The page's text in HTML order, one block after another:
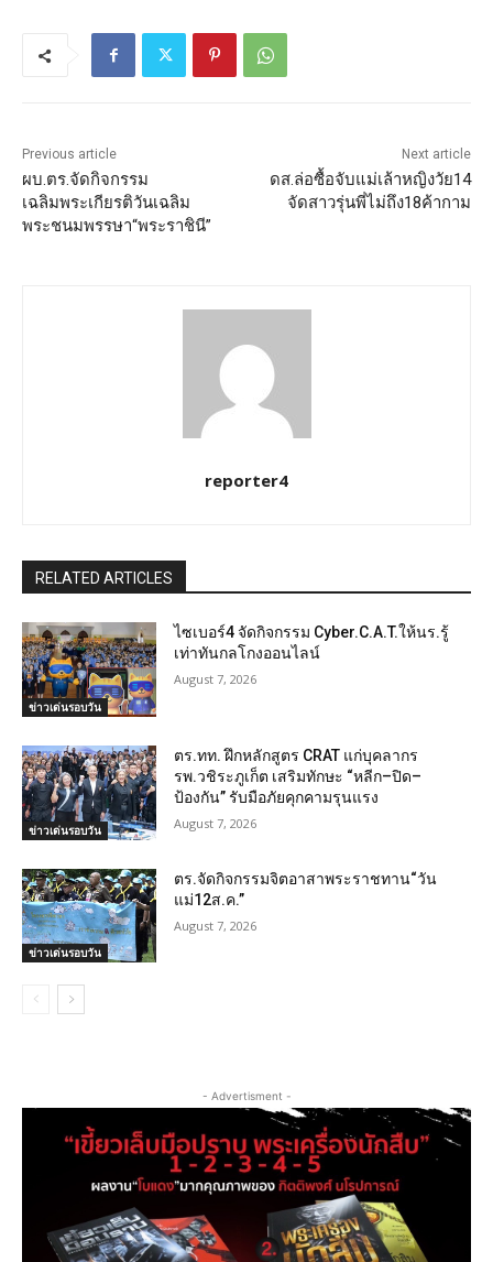
Previous article
ผบ.ตร.จัดกิจกรรม
เฉลิมพระเกียรติวันเฉลิม
พระชนมพรรษา“พระราชินี”
Next article
ดส.ล่อซื้อจับแม่เล้าหญิงวัย14
จัดสาวรุ่นพี่ไม่ถึง18ค้ากาม
reporter4
RELATED ARTICLES
ข่าวเด่นรอบวัน
ไซเบอร์4 จัดกิจกรรม Cyber.C.A.T.ให้นร.รู้
เท่าทันกลโกงออนไลน์
August 7, 2026
ข่าวเด่นรอบวัน
ตร.ทท. ฝึกหลักสูตร CRAT แก่บุคลากร
รพ.วชิระภูเก็ต เสริมทักษะ “หลีก–ปิด–
ป้องกัน” รับมือภัยคุกคามรุนแรง
August 7, 2026
ข่าวเด่นรอบวัน
ตร.จัดกิจกรรมจิตอาสาพระราชทาน“วัน
แม่12ส.ค.”
August 7, 2026
- Advertisment -